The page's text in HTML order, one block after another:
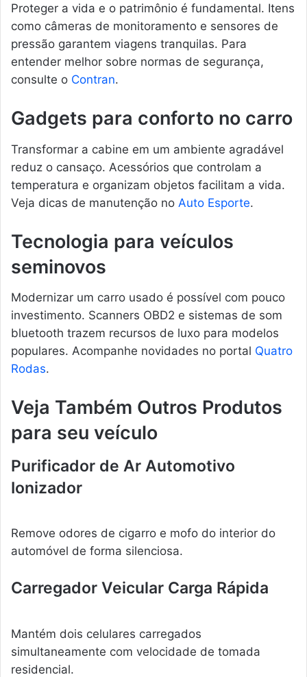
Proteger a vida e o patrimônio é fundamental. Itens
como câmeras de monitoramento e sensores de
pressão garantem viagens tranquilas. Para
entender melhor sobre normas de segurança,
consulte o Contran.
Gadgets para conforto no carro
Transformar a cabine em um ambiente agradável
reduz o cansaço. Acessórios que controlam a
temperatura e organizam objetos facilitam a vida.
Veja dicas de manutenção no Auto Esporte.
Tecnologia para veículos
seminovos
Modernizar um carro usado é possível com pouco
investimento. Scanners OBD2 e sistemas de som
bluetooth trazem recursos de luxo para modelos
populares. Acompanhe novidades no portal Quatro
Rodas.
Veja Também Outros Produtos
para seu veículo
Purificador de Ar Automotivo
Ionizador
Remove odores de cigarro e mofo do interior do
automóvel de forma silenciosa.
Carregador Veicular Carga Rápida
Mantém dois celulares carregados
simultaneamente com velocidade de tomada
residencial.